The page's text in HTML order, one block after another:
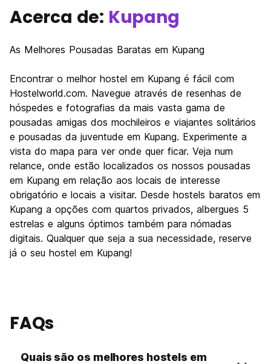
Acerca de: Kupang
As Melhores Pousadas Baratas em Kupang
Encontrar o melhor hostel em Kupang é fácil com
Hostelworld.com. Navegue através de resenhas de
hóspedes e fotografias da mais vasta gama de
pousadas amigas dos mochileiros e viajantes solitários
e pousadas da juventude em Kupang. Experimente a
vista do mapa para ver onde quer ficar. Veja num
relance, onde estão localizados os nossos pousadas
em Kupang em relação aos locais de interesse
obrigatório e locais a visitar. Desde hostels baratos em
Kupang a opções com quartos privados, albergues 5
estrelas e alguns óptimos também para nómadas
digitais. Qualquer que seja a sua necessidade, reserve
já o seu hostel em Kupang!
FAQs
Quais são os melhores hostels em